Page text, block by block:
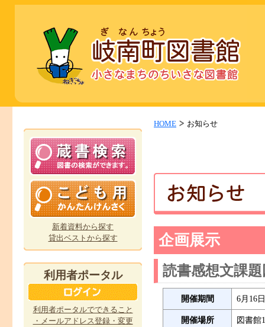
新着資料から探す
貸出ベストから探す
利用者ポータル
利用者ポータルでできること
・メールアドレス登録・変更
HOME お知らせ
企画展示
読書感想文課
開催期間 6月16
開催場所 図書